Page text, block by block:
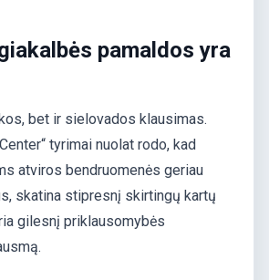
pamaldos yra
bet ir sielovados klausimas.
tyrimai nuolat rodo, kad
atviros bendruomenės geriau
skatina stipresnį skirtingų kartų
gilesnį priklausomybės